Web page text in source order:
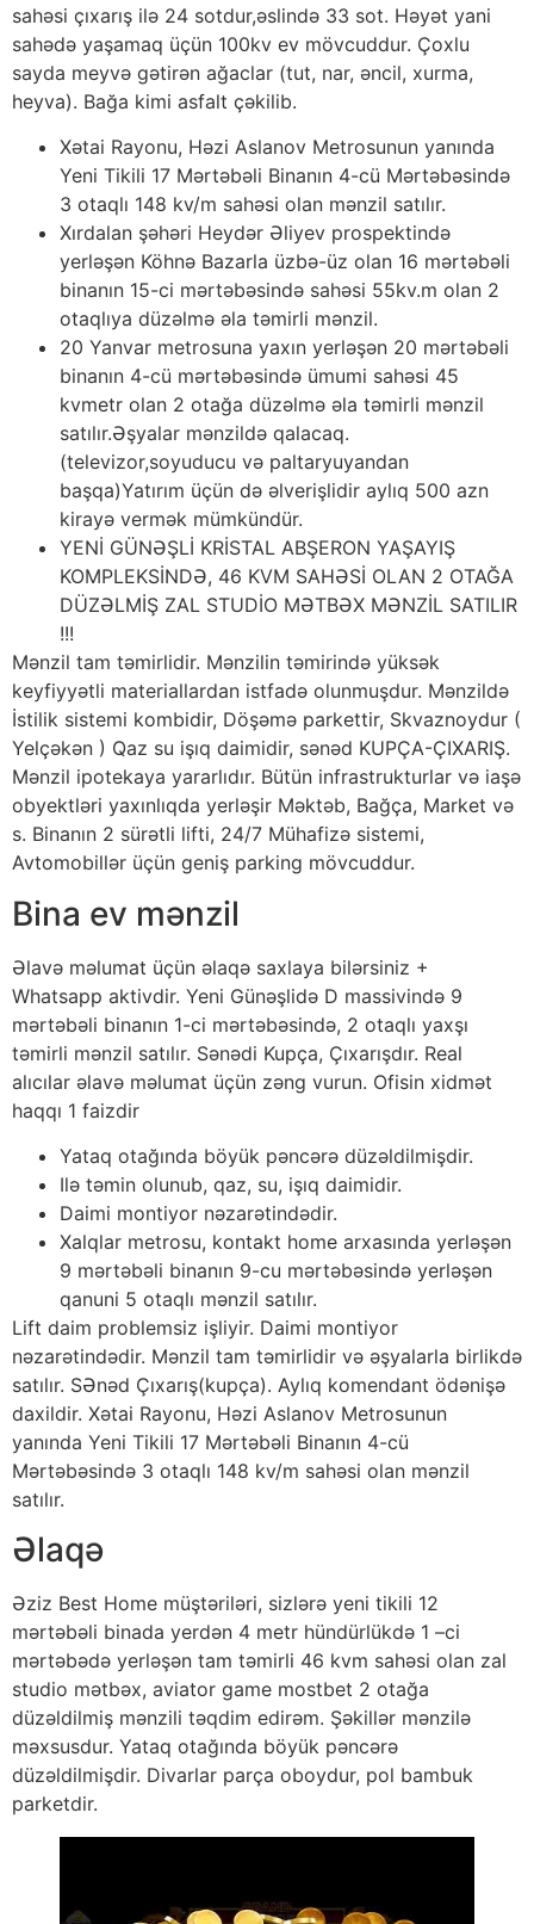
sahəsi çıxarış ilə 24 sotdur,əslində 33 sot. Həyət yani
sahədə yaşamaq üçün 100kv ev mövcuddur. Çoxlu
sayda meyvə gətirən ağaclar (tut, nar, əncil, xurma,
heyva). Bağa kimi asfalt çəkilib.
Xətai Rayonu, Həzi Aslanov Metrosunun yanında
Yeni Tikili 17 Mərtəbəli Binanın 4-cü Mərtəbəsində
3 otaqlı 148 kv/m sahəsi olan mənzil satılır.
Xırdalan şəhəri Heydər Əliyev prospektində
yerləşən Köhnə Bazarla üzbə-üz olan 16 mərtəbəli
binanın 15-ci mərtəbəsində sahəsi 55kv.m olan 2
otaqlıya düzəlmə əla təmirli mənzil.
20 Yanvar metrosuna yaxın yerləşən 20 mərtəbəli
binanın 4-cü mərtəbəsində ümumi sahəsi 45
kvmetr olan 2 otağa düzəlmə əla təmirli mənzil
satılır.Əşyalar mənzildə qalacaq.
(televizor,soyuducu və paltaryuyandan
başqa)Yatırım üçün də əlverişlidir aylıq 500 azn
kirayə vermək mümkündür.
YENİ GÜNƏŞLİ KRİSTAL ABŞERON YAŞAYIŞ
KOMPLEKSİNDƏ, 46 KVM SAHƏSİ OLAN 2 OTAĞA
DÜZƏLMİŞ ZAL STUDİO MƏTBƏX MƏNZİL SATILIR
!!!
Mənzil tam təmirlidir. Mənzilin təmirində yüksək
keyfiyyətli materiallardan istfadə olunmuşdur. Mənzildə
İstilik sistemi kombidir, Döşəmə parkettir, Skvaznoydur (
Yelçəkən ) Qaz su işıq daimidir, sənəd KUPÇA-ÇIXARIŞ.
Mənzil ipotekaya yararlıdır. Bütün infrastrukturlar və iaşə
obyektləri yaxınlıqda yerləşir Məktəb, Bağça, Market və
s. Binanın 2 sürətli lifti, 24/7 Mühafizə sistemi,
Avtomobillər üçün geniş parking mövcuddur.
Bina ev mənzil
Əlavə məlumat üçün əlaqə saxlaya bilərsiniz +
Whatsapp aktivdir. Yeni Günəşlidə D massivində 9
mərtəbəli binanın 1-ci mərtəbəsində, 2 otaqlı yaxşı
təmirli mənzil satılır. Sənədi Kupça, Çıxarışdır. Real
alıcılar əlavə məlumat üçün zəng vurun. Ofisin xidmət
haqqı 1 faizdir
Yataq otağında böyük pəncərə düzəldilmişdir.
Ilə təmin olunub, qaz, su, işıq daimidir.
Daimi montiyor nəzarətindədir.
Xalqlar metrosu, kontakt home arxasında yerləşən
9 mərtəbəli binanın 9-cu mərtəbəsində yerləşən
qanuni 5 otaqlı mənzil satılır.
Lift daim problemsiz işliyir. Daimi montiyor
nəzarətindədir. Mənzil tam təmirlidir və əşyalarla birlikdə
satılır. SƏnəd Çıxarış(kupça). Aylıq komendant ödənişə
daxildir. Xətai Rayonu, Həzi Aslanov Metrosunun
yanında Yeni Tikili 17 Mərtəbəli Binanın 4-cü
Mərtəbəsində 3 otaqlı 148 kv/m sahəsi olan mənzil
satılır.
Əlaqə
Əziz Best Home müştəriləri, sizlərə yeni tikili 12
mərtəbəli binada yerdən 4 metr hündürlükdə 1 –ci
mərtəbədə yerləşən tam təmirli 46 kvm sahəsi olan zal
studio mətbəx, aviator game mostbet 2 otağa
düzəldilmiş mənzili təqdim edirəm. Şəkillər mənzilə
məxsusdur. Yataq otağında böyük pəncərə
düzəldilmişdir. Divarlar parça oboydur, pol bambuk
parketdir.